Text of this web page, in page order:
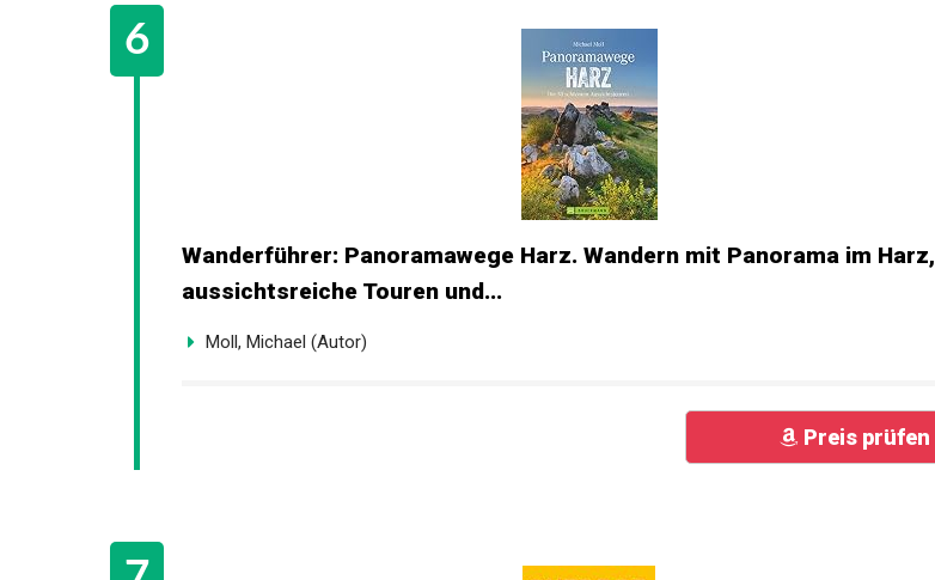
Wanderführer: Panoramawege Harz. Wandern mit Panorama im Harz,
aussichtsreiche Touren und...
Moll, Michael (Autor)
Preis prüfen